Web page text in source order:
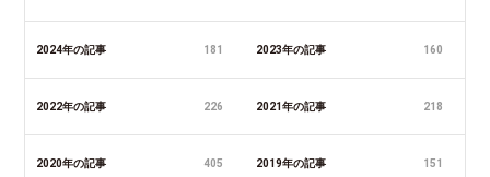
2024年の記事 181 2023年の記事 160
2022年の記事 226 2021年の記事 218
2020年の記事 405 2019年の記事 151